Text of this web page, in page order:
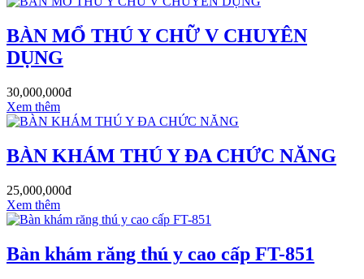
BÀN MỔ THÚ Y CHỮ V CHUYÊN
DỤNG
30,000,000đ
Xem thêm
BÀN KHÁM THÚ Y ĐA CHỨC NĂNG
25,000,000đ
Xem thêm
Bàn khám răng thú y cao cấp FT-851